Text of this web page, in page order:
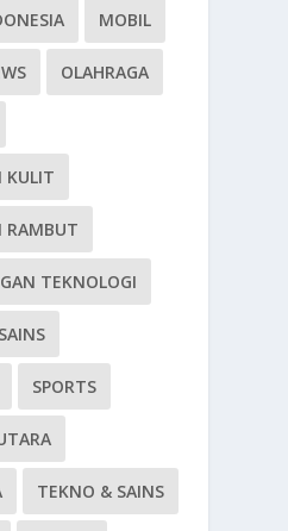
MOBIL
OLAHRAGA
KULIT
RAMBUT
TEKNOLOGI
SAINS
SPORTS
TEKNO & SAINS